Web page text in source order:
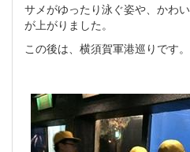
サメがゆったり泳ぐ姿や、かわ
が上がりました。
この後は、横須賀軍港巡りです。